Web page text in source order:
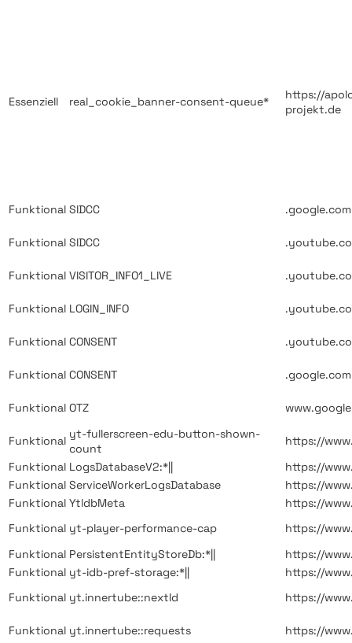
Essenziell real_cookie_banner-consent-queue*
https://
projekt.de
Funktional SIDCC .google.com
Funktional SIDCC
Funktional VISITOR_INFO1_LIVE
Funktional LOGIN_INFO
Funktional CONSENT
Funktional CONSENT .google.com
Funktional OTZ
Funktional yt-fullerscreen-edu-button-shown-
count
https://
Funktional LogsDatabaseV2:*||
https://
Funktional ServiceWorkerLogsDatabase
https://
Funktional YtldbMeta
https://
Funktional yt-player-performance-cap
https://
Funktional PersistentEntityStoreDb:*||
https://
Funktional yt-idb-pref-storage:*||
https://
Funktional yt.innertube::nextId https://
Funktional yt.innertube::requests https://